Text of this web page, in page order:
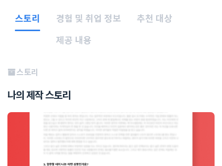
스토리 경험 및 취업 정보 추천 대상
제공 내용
스토리
나의 제작 스토리